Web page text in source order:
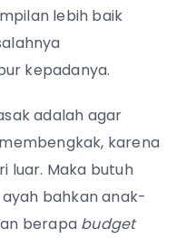
lebih baik
kepadanya.
adalah agar
karena
luar. Maka butuh
ayah bahkan anak-
berapa budget